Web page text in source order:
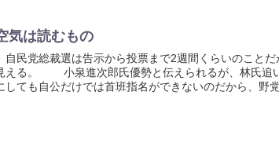
気は読むもの
自民党総裁選は告示から投票まで2週間くらいのこと
える。 小泉進次郎氏優勢と伝えられるが、林氏追
しても自公だけでは首班指名ができないのだから、野党